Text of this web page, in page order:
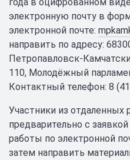
электронную почту в
электронной почте:
направить по адресу:
Петропавловск-
110, Молодёжный
Контактный телефон: 8
Участники из отдаленных
предварительно с
работы по электронной
затем направить